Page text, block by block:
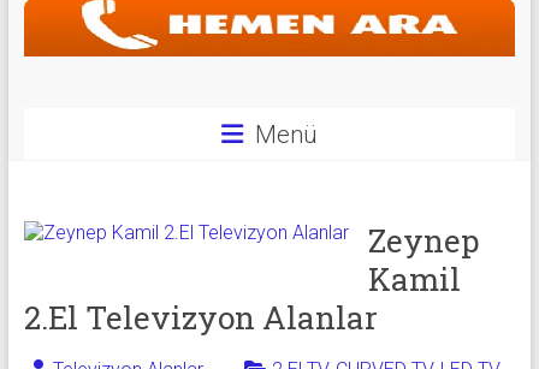
Alanlar
Alanlar
TV
Menü
Zeynep
Kamil
2.El Televizyon Alanlar